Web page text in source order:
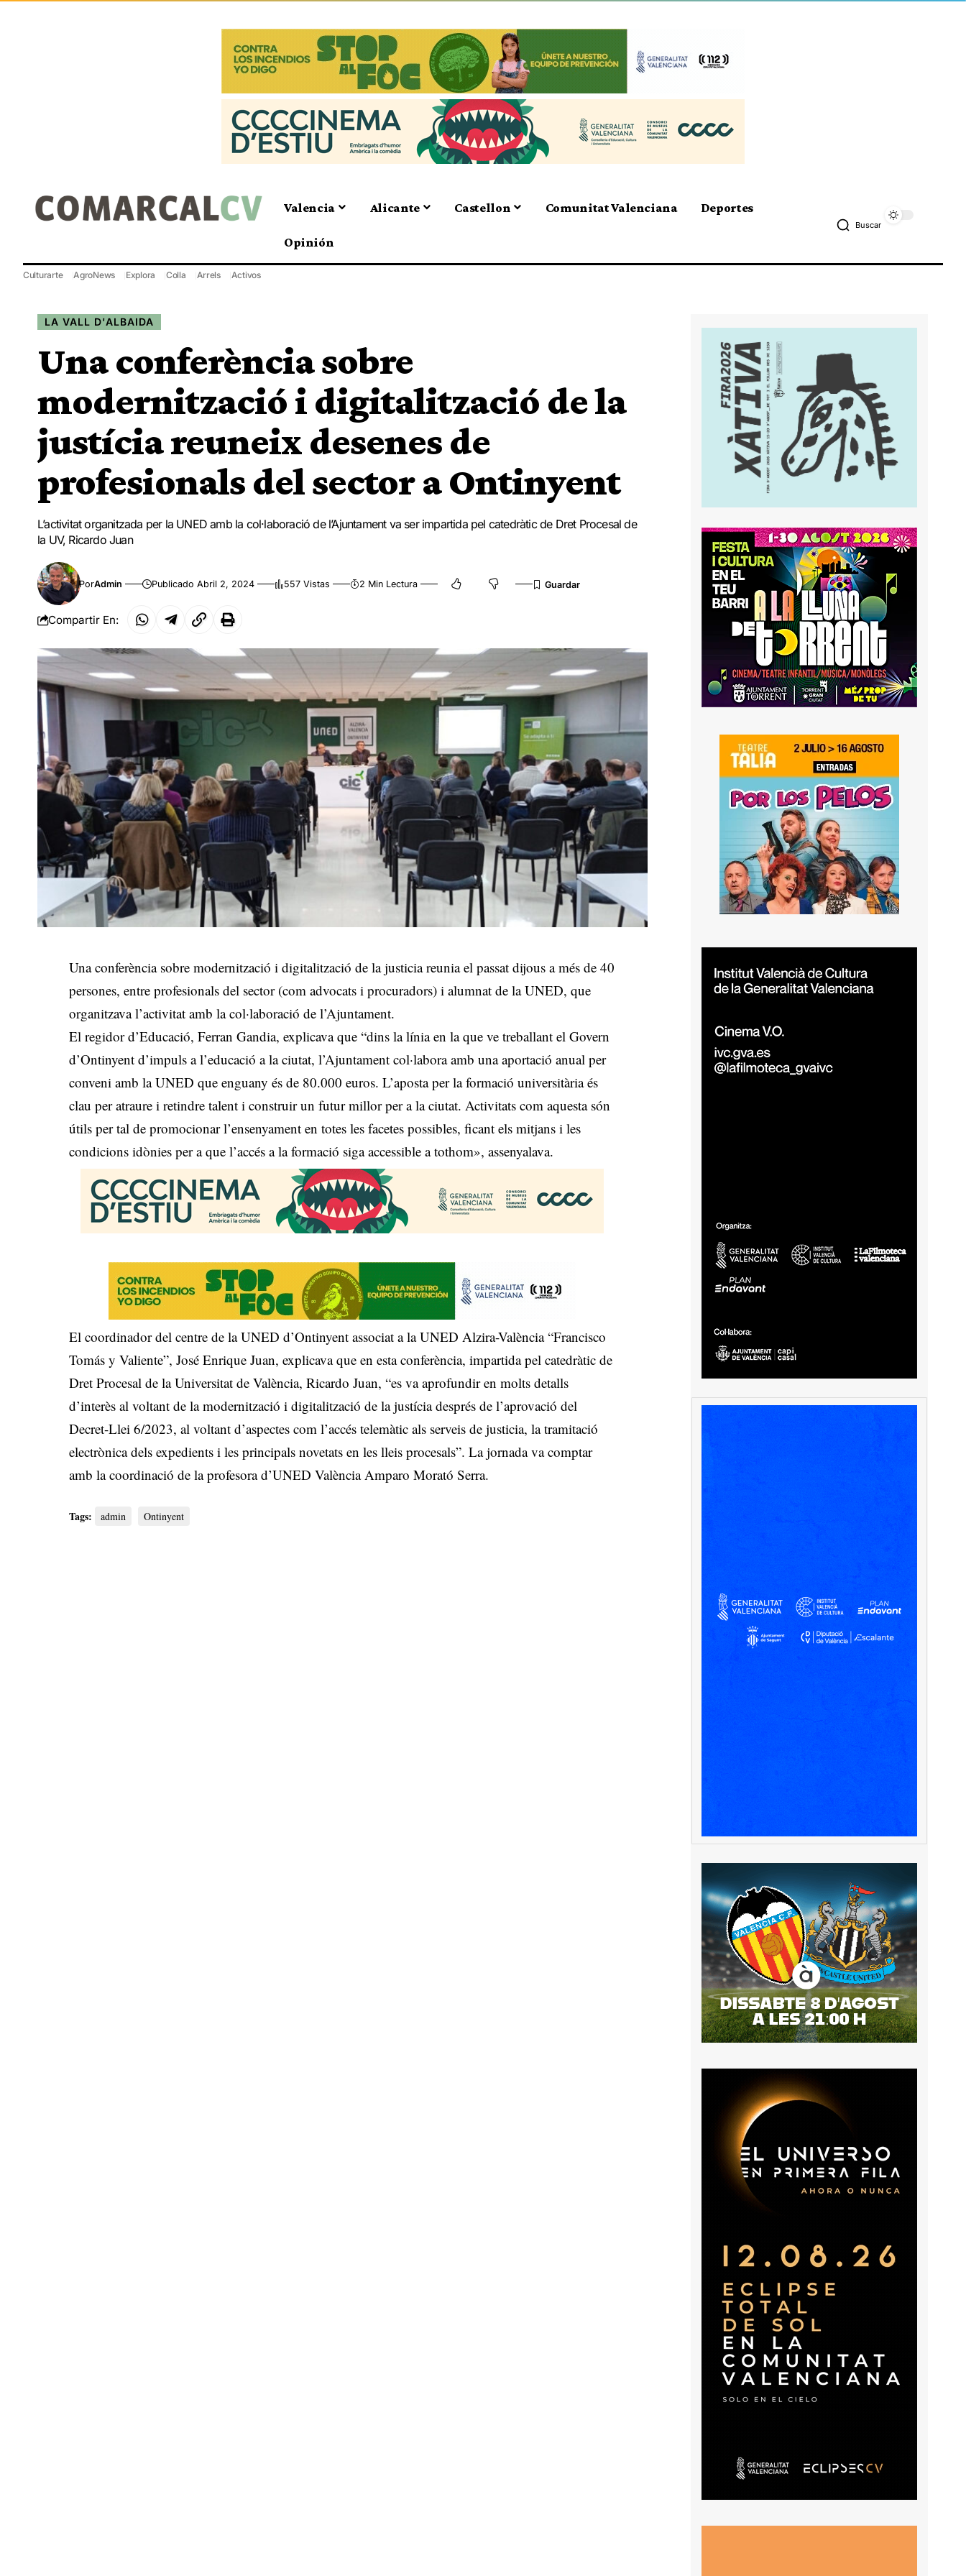
Valencia Alicante Castellon Comunitat Valenciana Deportes
Opinión
Buscar
Culturarte AgroNews Explora Colla Arrels Activos
LA VALL D'ALBAIDA
Una conferència sobre
modernització i digitalització de la
justícia reuneix desenes de
profesionals del sector a Ontinyent
L’activitat organitzada per la UNED amb la col·laboració de l’Ajuntament va ser impartida pel catedràtic de Dret Procesal de
la UV, Ricardo Juan
PorAdmin Publicado Abril 2, 2024 557 Vistas 2 Min Lectura
Compartir En:
Una conferència sobre modernització i digitalització de la justicia reunia el passat dijous a més de 40
persones, entre profesionals del sector (com advocats i procuradors) i alumnat de la UNED, que
organitzava l’activitat amb la col·laboració de l’Ajuntament.
El regidor d’Educació, Ferran Gandia, explicava que “dins la línia en la que ve treballant el Govern
d’Ontinyent d’impuls a l’educació a la ciutat, l’Ajuntament col·labora amb una aportació anual per
conveni amb la UNED que enguany és de 80.000 euros. L’aposta per la formació universitària és
clau per atraure i retindre talent i construir un futur millor per a la ciutat. Activitats com aquesta són
útils per tal de promocionar l’ensenyament en totes les facetes possibles, ficant els mitjans i les
condicions idònies per a que l’accés a la formació siga accessible a tothom», assenyalava.
El coordinador del centre de la UNED d’Ontinyent associat a la UNED Alzira-València “Francisco
Tomás y Valiente”, José Enrique Juan, explicava que en esta conferència, impartida pel catedràtic de
Dret Procesal de la Universitat de València, Ricardo Juan, “es va aprofundir en molts detalls
d’interès al voltant de la modernització i digitalització de la justícia després de l’aprovació del
Decret-Llei 6/2023, al voltant d’aspectes com l’accés telemàtic als serveis de justicia, la tramitació
electrònica dels expedients i les principals novetats en les lleis procesals”. La jornada va comptar
amb la coordinació de la profesora d’UNED València Amparo Morató Serra.
Tags: admin Ontinyent